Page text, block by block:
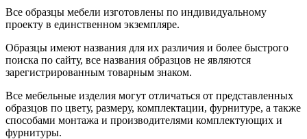
Все образцы мебели изготовлены по индивидуальному
проекту в единственном экземпляре.
Образцы имеют названия для их различия и более быстрого
поиска по сайту, все названия образцов не являются
зарегистрированным товарным знаком.
Все мебельные изделия могут отличаться от представленных
образцов по цвету, размеру, комплектации, фурнитуре, а также
способами монтажа и производителями комплектующих и
фурнитуры.